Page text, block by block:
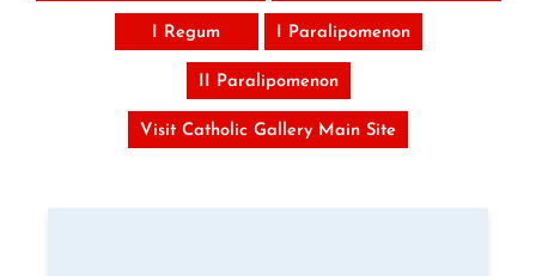
I Regum I Paralipomenon
II Paralipomenon
Visit Catholic Gallery Main Site